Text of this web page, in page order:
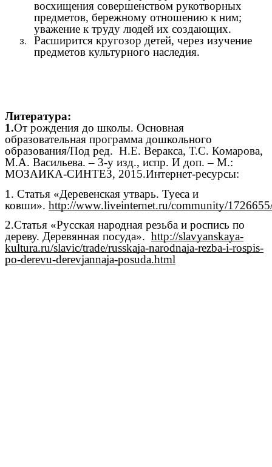
восхищения совершенством рукотворных
предметов, бережному отношению к ним;
уважение к труду людей их создающих.
Расширится кругозор детей, через изучение
предметов культурного наследия.
Литература:
1.От рождения до школы. Основная
образовательная программа дошкольного
образования/Под ред. Н.Е. Веракса, Т.С. Комарова,
М.А. Васильева. – 3-у изд., испр. И доп. – М.:
МОЗАИКА-СИНТЕЗ, 2015.Интернет-ресурсы:
1. Статья «Деревенская утварь. Туеса и
ковши». http://www.liveinternet.ru/community/
2.Статья «Русская народная резьба и роспись по
дереву. Деревянная посуда». http://slavyanskaya-
kultura.ru/slavic/trade/russkaja-narodnaja-rezba-i-rospis-
po-derevu-derevjannaja-posuda.html